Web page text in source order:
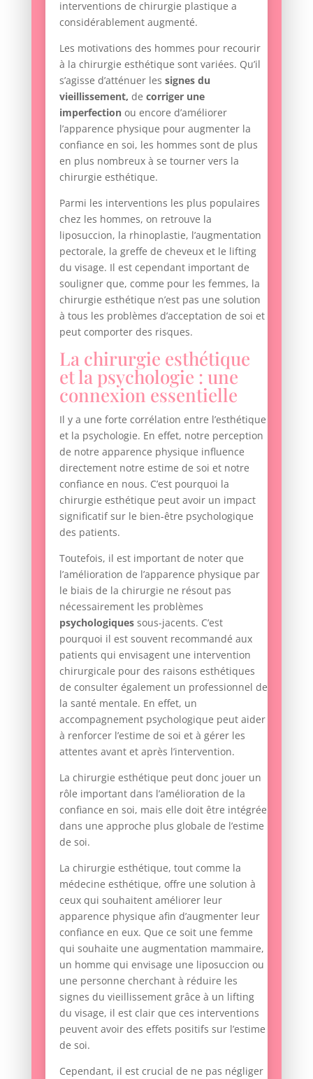
interventions de chirurgie plastique a
considérablement augmenté.
Les motivations des hommes pour recourir
à la chirurgie esthétique sont variées. Qu’il
s’agisse d’atténuer les signes du
vieillissement, de corriger une
imperfectionou encore d’améliorer
l’apparence physique pour augmenter la
confiance en soi, les hommes sont de plus
en plus nombreux à se tourner vers la
chirurgie esthétique.
Parmi les interventions les plus populaires
chez les hommes, on retrouve la
liposuccion, la rhinoplastie, l’augmentation
pectorale, la greffe de cheveux et le lifting
du visage. Il est cependant important de
souligner que, comme pour les femmes, la
chirurgie esthétique n’est pas une solution
à tous les problèmes d’acceptation de soi et
peut comporter des risques.
La chirurgie esthétique
et la psychologie : une
connexion essentielle
Il y a une forte corrélation entre l’esthétique
et la psychologie. En effet, notre perception
de notre apparence physique influence
directement notre estime de soi et notre
confiance en nous. C’est pourquoi la
chirurgie esthétique peut avoir un impact
significatif sur le bien-être psychologique
des patients.
Toutefois, il est important de noter que
l’amélioration de l’apparence physique par
le biais de la chirurgie ne résout pas
nécessairement les problèmes
psychologiques sous-jacents. C’est
pourquoi il est souvent recommandé aux
patients qui envisagent une intervention
chirurgicale pour des raisons esthétiques
de consulter également un professionnel de
la santé mentale. En effet, un
accompagnement psychologique peut aider
à renforcer l’estime de soi et à gérer les
attentes avant et après l’intervention.
La chirurgie esthétique peut donc jouer un
rôle important dans l’amélioration de la
confiance en soi, mais elle doit être intégrée
dans une approche plus globale de l’estime
de soi.
La chirurgie esthétique, tout comme la
médecine esthétique, offre une solution à
ceux qui souhaitent améliorer leur
apparence physique afin d’augmenter leur
confiance en eux. Que ce soit une femme
qui souhaite une augmentation mammaire,
un homme qui envisage une liposuccion ou
une personne cherchant à réduire les
signes du vieillissement grâce à un lifting
du visage, il est clair que ces interventions
peuvent avoir des effets positifs sur l’estime
de soi.
Cependant, il est crucial de ne pas négliger